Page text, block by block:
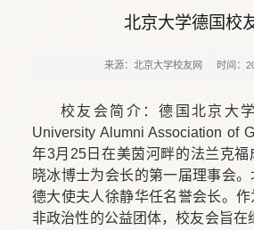
北京大学德国校
来源：北京大学校友网 时间：
校友会简介：德国北京大
University Alumni Association of
年3月25日在美茵河畔的法兰克福
晓冰博士为会长的第一届理事会
德大使夫人徐静华任名誉会长。作
非政治性的公益团体，校友会旨在